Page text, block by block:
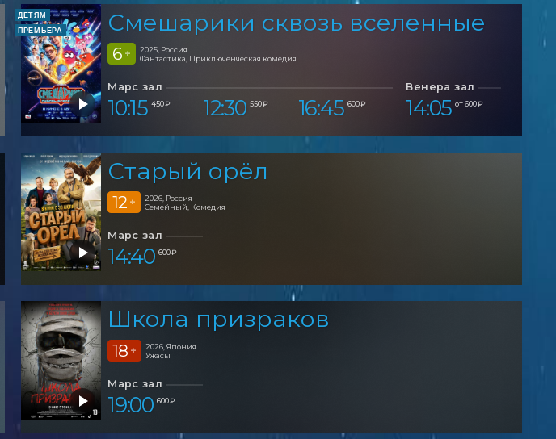
ДЕТЯМ
ПРЕМЬЕРА
Смешарики сквозь вселенные
6 +
2025, Россия
Фантастика, Приключенческая комедия
Марс зал
10:15 450 ₽ 12:30 550 ₽ 16:45 600 ₽
Венера зал
14:05 от 600 ₽
Старый орёл
12 +
2026, Россия
Семейный, Комедия
Марс зал
14:40 600 ₽
Школа призраков
18 +
2026, Япония
Ужасы
Марс зал
19:00 600 ₽